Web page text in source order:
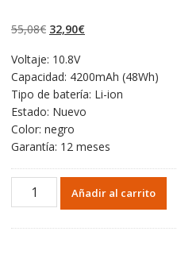
valoraciones
55,08€ El
original
era:
55,08€.
32,90€El
es:
32,90€.
Voltaje: 10.8V
Capacidad: 4200mAh (48Wh)
Tipo de batería: Li-ion
Estado: Nuevo
Color: negro
Garantía: 12 meses
Portátil
batería
Añadir al carrito